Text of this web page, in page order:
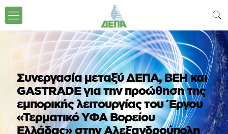
Συνεργασία μεταξύ ΔΕΠΑ, ΒΕΗ και
GASTRADE για την προώθηση της
εμπορικής λειτουργίας του Έργου
«Τερματικό ΥΦΑ Βορείου
Ελλάδας» στην Αλεξανδρούπολη